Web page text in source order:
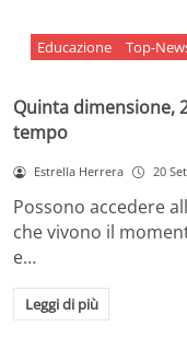
Educazione Top-
Quinta dimensione,
tempo
Estrella Herrera 20
Possono accedere
che vivono il
e…
Leggi di più